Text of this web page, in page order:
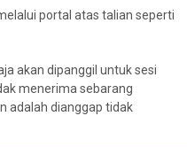
portal atas talian seperti
akan dipanggil untuk sesi
menerima sebarang
adalah dianggap tidak